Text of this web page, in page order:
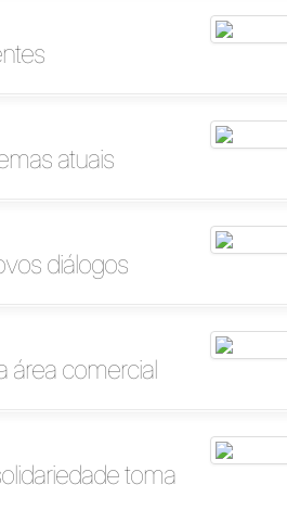
atuais
diálogos
área comercial
toma